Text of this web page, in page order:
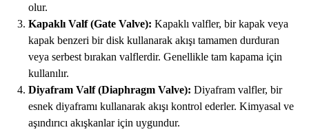
olur.
Kapaklı Valf (Gate Valve): Kapaklı valfler, bir kapak veya
kapak benzeri bir disk kullanarak akışı tamamen durduran
veya serbest bırakan valflerdir. Genellikle tam kapama için
kullanılır.
Diyafram Valf (Diaphragm Valve): Diyafram valfler, bir
esnek diyaframı kullanarak akışı kontrol ederler. Kimyasal ve
aşındırıcı akışkanlar için uygundur.